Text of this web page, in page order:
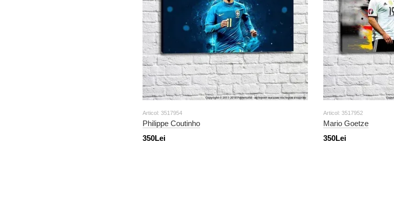
Articol: 3517954
Philippe Coutinho
350Lei
Articol: 3517952
Mario Goetze
350Lei